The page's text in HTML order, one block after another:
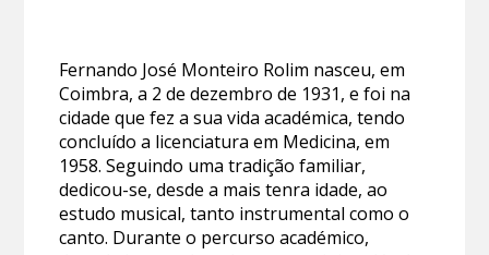
Fernando José Monteiro Rolim nasceu, em
Coimbra, a 2 de dezembro de 1931, e foi na
cidade que fez a sua vida académica, tendo
concluído a licenciatura em Medicina, em
1958. Seguindo uma tradição familiar,
dedicou-se, desde a mais tenra idade, ao
estudo musical, tanto instrumental como o
canto. Durante o percurso académico,